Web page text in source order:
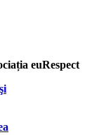
euRespect